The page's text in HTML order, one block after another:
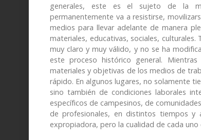
generales, este es el sujeto de la
permanentemente va a resistirse,
medios para llevar adelante de manera
materiales, educativas, sociales,
muy claro y muy válido, y no se ha
este proceso histórico general.
materiales y objetivas de los medios de
rápido. En algunos lugares, no solamente
sino también de condiciones laborales
específicos de campesinos, de
de profesionales, en distintos tiempos y
expropiadora, pero la cualidad de cada